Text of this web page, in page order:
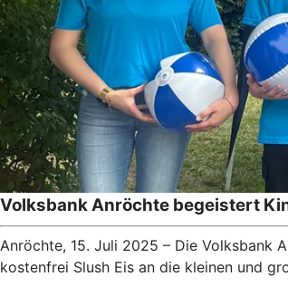
Volksbank Anröchte begeistert
Anröchte, 15. Juli 2025 – Die Volksbank
kostenfrei Slush Eis an die kleinen und